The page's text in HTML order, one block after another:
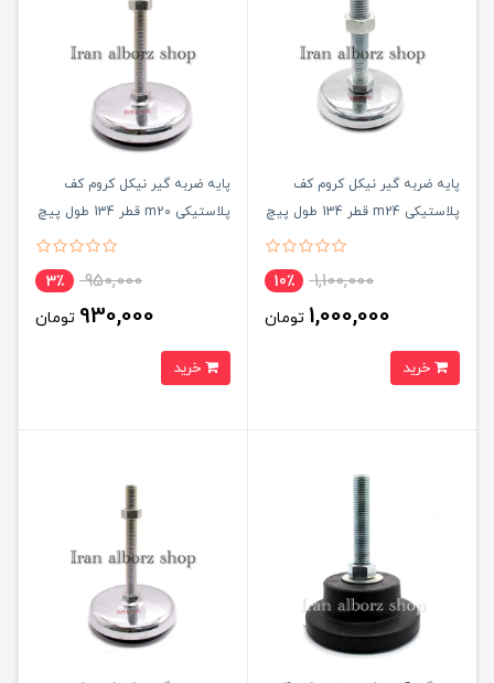
پایه ضربه گیر نیکل کروم کف
پلاستیکی m24 قطر 134 طول پیچ
1,100,000 10٪
1,000,000 تومان
پایه ضربه گیر نیکل کروم کف
پلاستیکی m20 قطر 134 طول پیچ
950,000 3٪
930,000 تومان